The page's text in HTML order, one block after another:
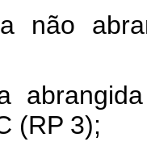
não
(RP 3);